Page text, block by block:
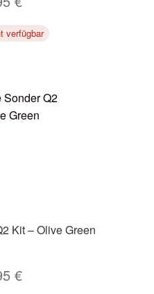
verfügbar
Kit – Olive Green
€